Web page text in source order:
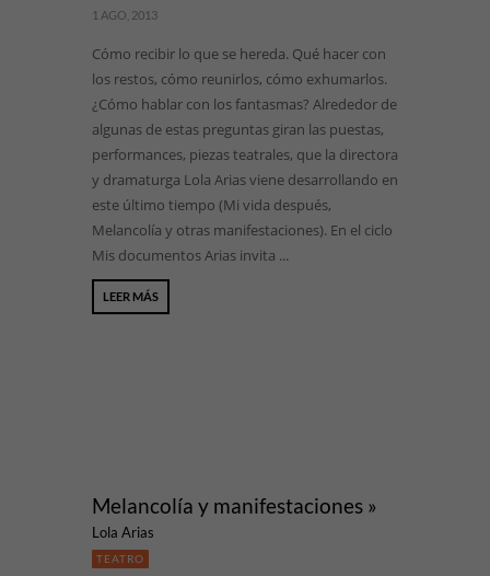
1 AGO, 2013
Cómo recibir lo que se hereda. Qué hacer con
los restos, cómo reunirlos, cómo exhumarlos.
¿Cómo hablar con los fantasmas? Alrededor de
algunas de estas preguntas giran las puestas,
performances, piezas teatrales, que la directora
y dramaturga Lola Arias viene desarrollando en
este último tiempo (Mi vida después,
Melancolía y otras manifestaciones). En el ciclo
Mis documentos Arias invita ...
LEER MÁS
Melancolía y manifestaciones »
Lola Arias
TEATRO